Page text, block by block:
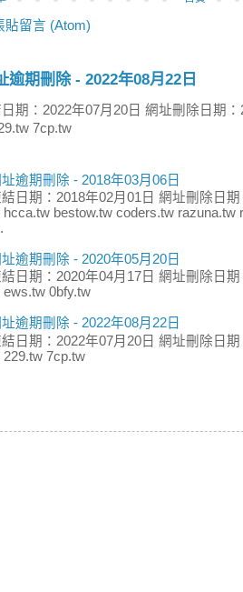
貼留言 (Atom)
逾期刪除 - 2022年08月22日
期：2022年07月20日 網址刪除日期
7cp.tw
逾期刪除 - 2018年03月06日
日期：2018年02月01日 網址刪除日
hcca.tw bestow.tw coders.tw razuna.tw
逾期刪除 - 2020年05月20日
日期：2020年04月17日 網址刪除日
ews.tw 0bfy.tw
逾期刪除 - 2022年08月22日
日期：2022年07月20日 網址刪除日
229.tw 7cp.tw